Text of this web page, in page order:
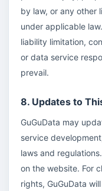
by law, or any other
under applicable
liability limitation,
or data service
prevail.
8. Updates to
GuGuData may
service
laws and
on the website. For
rights, GuGuData